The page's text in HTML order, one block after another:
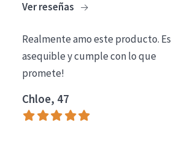
COLECCIÓN
Essentials
Lift+
Expert
TIPO DE PIEL
Ver reseñas
Realmente amo este producto. Es
asequible y cumple con lo que
promete!
Chloe, 47